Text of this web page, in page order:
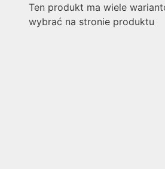
Ten produkt ma wiele
wybrać na stronie produktu